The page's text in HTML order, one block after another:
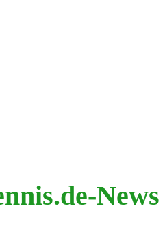
News